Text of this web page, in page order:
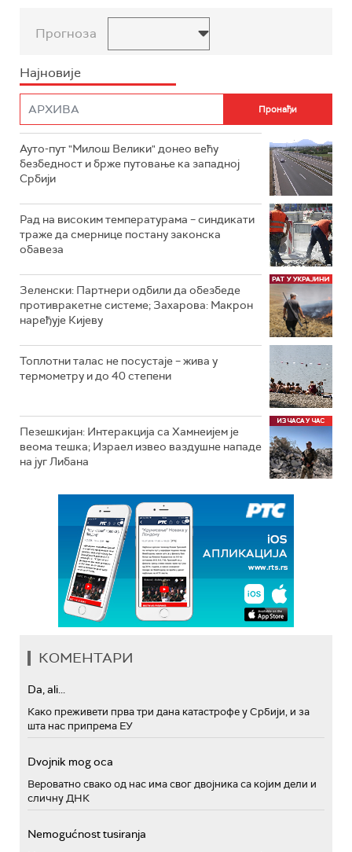
Прогноза
Најновије
Ауто-пут "Милош Велики" донео већу
безбедност и брже путовање ка западној
Србији
Рад на високим температурама – синдикати
траже да смернице постану законска
обавеза
Зеленски: Партнери одбили да обезбеде
противракетне системе; Захарова: Макрон
наређује Кијеву
Топлотни талас не посустаје – жива у
термометру и до 40 степени
Пезешкијан: Интеракција са Хамнеијем је
веома тешка; Израел извео ваздушне нападе
на југ Либана
КОМЕНТАРИ
Da, ali...
Како преживети прва три дана катастрофе у Србији, и за
шта нас припрема ЕУ
Dvojnik mog oca
Вероватно свако од нас има свог двојника са којим дели и
сличну ДНК
Nemogućnost tusiranja